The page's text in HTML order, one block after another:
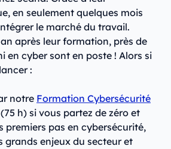
en seulement quelques mois
le marché du travail.
après leur formation, près de
en cyber sont en poste ! Alors si
:
notre Formation Cybersécurité
(75 h) si vous partez de zéro et
premiers pas en cybersécurité,
grands enjeux du secteur et